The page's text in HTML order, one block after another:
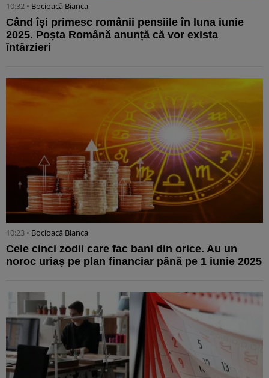
10:32 • Bocioacă Bianca
Când își primesc românii pensiile în luna iunie
2025. Poșta Română anunță că vor exista
întârzieri
10:23 • Bocioacă Bianca
Cele cinci zodii care fac bani din orice. Au un
noroc uriaș pe plan financiar până pe 1 iunie 2025